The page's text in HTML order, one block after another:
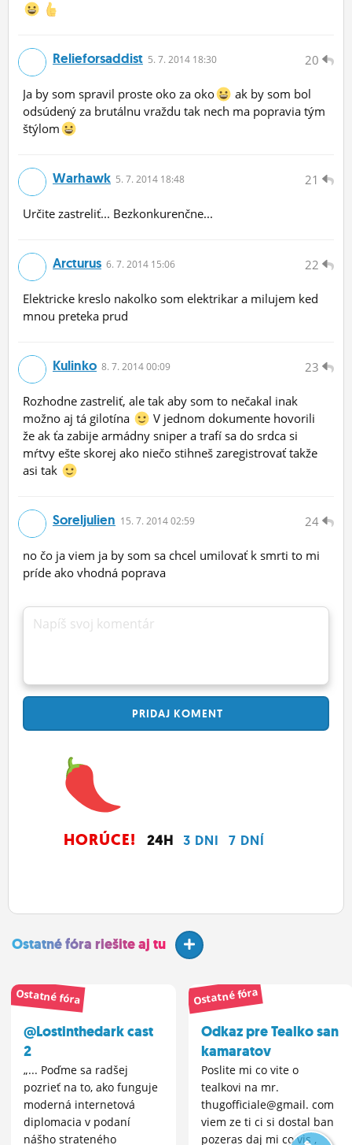
20
Relieforsaddist 5. 7. 2014 18:30
Ja by som spravil proste oko za oko
ak by som bol
odsúdený za brutálnu vraždu tak nech ma popravia tým
štýlom
21
Warhawk 5. 7. 2014 18:48
Určite zastreliť... Bezkonkurenčne...
22
Arcturus 6. 7. 2014 15:06
Elektricke kreslo nakolko som elektrikar a milujem ked
mnou preteka prud
23
Kulinko 8. 7. 2014 00:09
Rozhodne zastreliť, ale tak aby som to nečakal inak
možno aj tá gilotína
V jednom dokumente hovorili
že ak ťa zabije armádny sniper a trafí sa do srdca si
mŕtvy ešte skorej ako niečo stihneš zaregistrovať takže
asi tak
24
Soreljulien 15. 7. 2014 02:59
no čo ja viem ja by som sa chcel umilovať k smrti to mi
príde ako vhodná poprava
Napíš svoj komentár
PRIDAJ KOMENT
HORÚCE! 24H 3 DNI 7 DNÍ
Ostatné fóra riešite aj tu
Ostatné fóra
@Lostinthedark cast
2
„... Poďme sa radšej
pozrieť na to, ako funguje
moderná internetová
diplomacia v podaní
nášho strateného
Ostatné fóra
Odkaz pre Tealko san
kamaratov
Poslite mi co vite o
tealkovi na mr.
thugofficiale@gmail. com
viem ze ti ci si dostal ban
pozeras daj mi co vis ,